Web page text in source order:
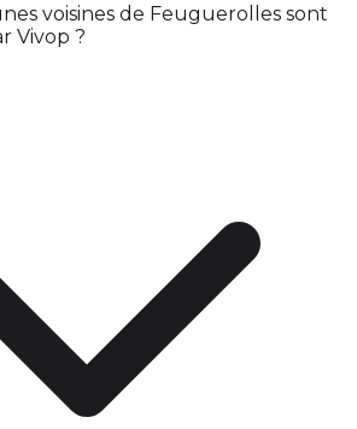
voisines de Feuguerolles sont
Vivop ?